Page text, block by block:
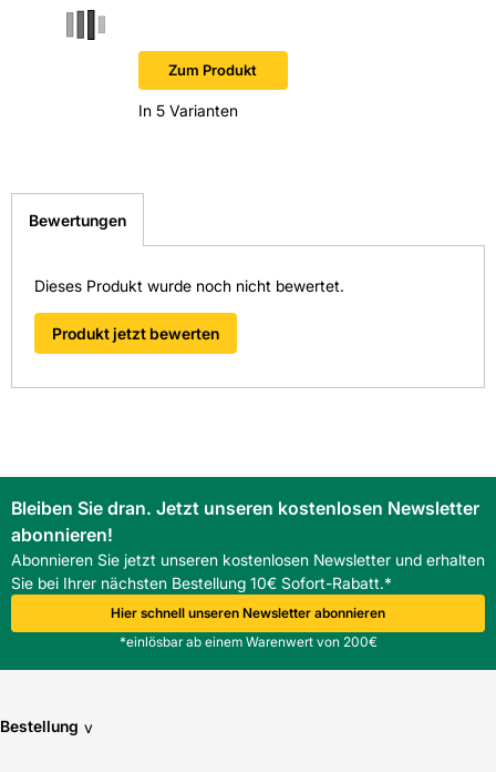
EAN: 4009146283441
Zum Produkt
In 5 Varianten
Bewertungen
Dieses Produkt wurde noch nicht bewertet.
Produkt jetzt bewerten
Bleiben Sie dran. Jetzt unseren kostenlosen Newsletter
abonnieren!
Abonnieren Sie jetzt unseren kostenlosen Newsletter und erhalten
Sie bei Ihrer nächsten Bestellung 10€ Sofort-Rabatt.*
Hier schnell unseren Newsletter abonnieren
*einlösbar ab einem Warenwert von 200€
Bestellung v